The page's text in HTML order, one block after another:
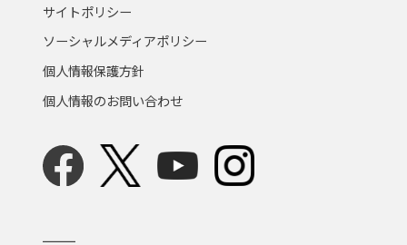
サイトポリシー
ソーシャルメディアポリシー
個人情報保護方針
個人情報のお問い合わせ